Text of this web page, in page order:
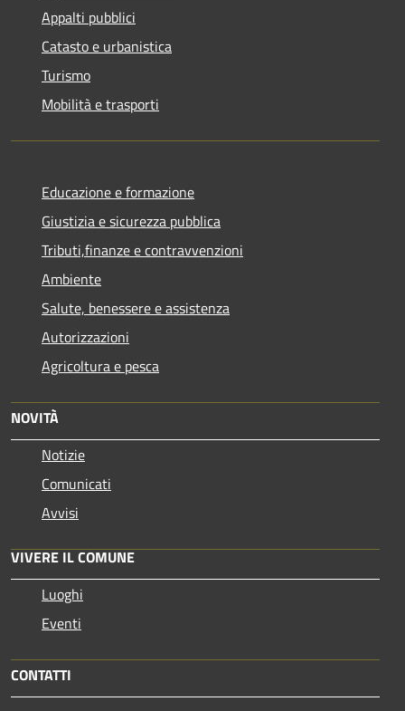
Appalti pubblici
Catasto e urbanistica
Turismo
Mobilità e trasporti
Educazione e formazione
Giustizia e sicurezza pubblica
Tributi,finanze e contravvenzioni
Ambiente
Salute, benessere e assistenza
Autorizzazioni
Agricoltura e pesca
NOVITÀ
Notizie
Comunicati
Avvisi
VIVERE IL COMUNE
Luoghi
Eventi
CONTATTI